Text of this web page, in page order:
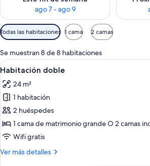
ago 7 - ago 9
Filtros
disponibles
para
las
habitaciones
Todas las habitaciones 1 cama 2 camas
Se muestran 8 de 8 habitaciones
Abrir
todas
las
fotos
de
Habitación
doble
4
Habitación doble
24 m²
1 habitación
2 huéspedes
1 cama de matrimonio grande O 2 camas
Wifi gratis
Ver más detalles
Más